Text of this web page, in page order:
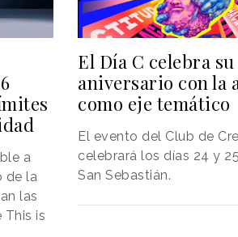
a
de la
las
This is
El Día C celebra su
aniversario con la
como eje temático
El evento del Club de
celebrará los días 24 y
San Sebastián.